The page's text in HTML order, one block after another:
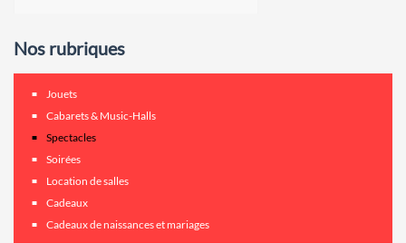
Nos rubriques
Jouets
Cabarets & Music-Halls
Spectacles
Soirées
Location de salles
Cadeaux
Cadeaux de naissances et mariages